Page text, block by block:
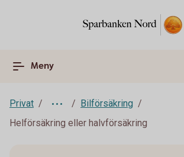
Meny
Privat
Bilförsäkring
Helförsäkring eller halvförsäkring